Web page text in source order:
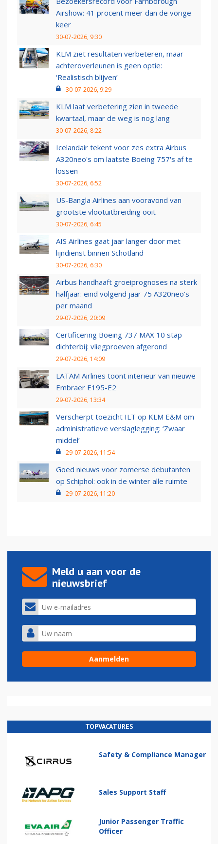
Airshow: 41 procent meer dan de vorige
keer
30-07-2026, 9:30
KLM ziet resultaten verbeteren, maar
achteroverleunen is geen optie:
‘Realistisch blijven’
30-07-2026, 9:29
KLM laat verbetering zien in tweede
kwartaal, maar de weg is nog lang
30-07-2026, 8:22
Icelandair tekent voor zes extra Airbus
A320neo's om laatste Boeing 757's af te
lossen
30-07-2026, 6:52
US-Bangla Airlines aan vooravond van
grootste vlootuitbreiding ooit
30-07-2026, 6:45
AIS Airlines gaat jaar langer door met
lijndienst binnen Schotland
30-07-2026, 6:30
Airbus handhaaft groeiprognoses na sterk
halfjaar: eind volgend jaar 75 A320neo’s
per maand
29-07-2026, 20:09
Certificering Boeing 737 MAX 10 stap
dichterbij: vliegproeven afgerond
29-07-2026, 14:09
LATAM Airlines toont interieur van nieuwe
Embraer E195-E2
29-07-2026, 13:34
Verscherpt toezicht ILT op KLM E&M om
administratieve verslaglegging: ‘Zwaar
middel’
29-07-2026, 11:54
Goed nieuws voor zomerse debutanten
op Schiphol: ook in de winter alle ruimte
29-07-2026, 11:20
Meld u aan voor de
nieuwsbrief
TOPVACATURES
Safety & Compliance Manager
Sales Support Staff
Junior Passenger Traffic
Officer